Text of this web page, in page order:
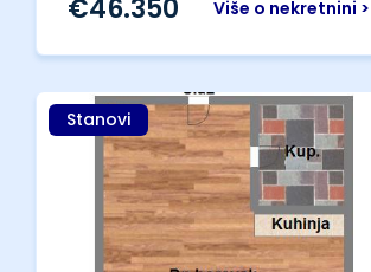
Više o nekretnini >
€46.350
Stanovi